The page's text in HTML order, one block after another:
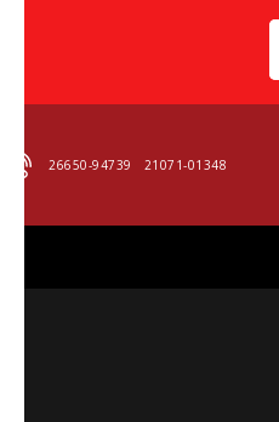
26650-94739 21071-01348